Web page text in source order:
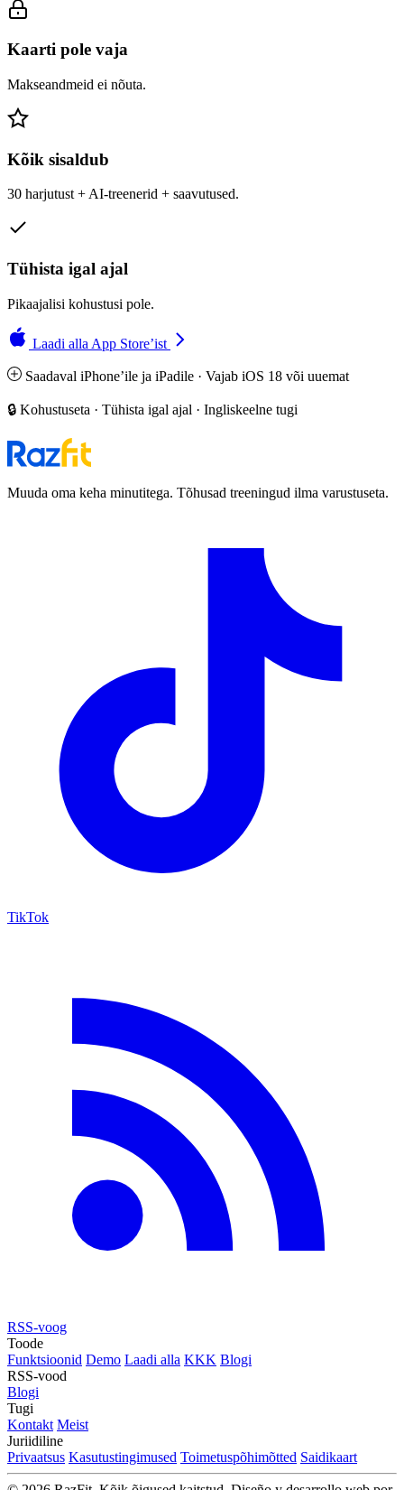
Kaarti pole vaja
Makseandmeid ei nõuta.
Kõik sisaldub
30 harjutust + AI-treenerid + saavutused.
Tühista igal ajal
Pikaajalisi kohustusi pole.
Laadi alla App Store’ist
Saadaval iPhone’ile ja iPadile · Vajab iOS 18 või uuemat
🔒 Kohustuseta · Tühista igal ajal · Ingliskeelne tugi
Muuda oma keha minutitega. Tõhusad treeningud ilma varustuseta.
TikTok
RSS-voog
Toode
Funktsioonid Demo Laadi alla KKK Blogi
RSS-vood
Blogi
Tugi
Kontakt Meist
Juriidiline
Privaatsus Kasutustingimused Toimetuspõhimõtted Saidikaart